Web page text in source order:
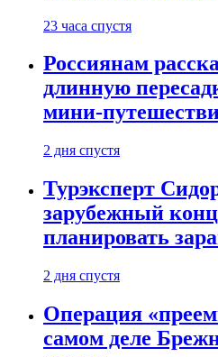
23 часа спустя
Россиянам
длинную
мини-
2 дня спустя
Турэксперт
зарубежный
планировать
2 дня спустя
Операция
самом деле